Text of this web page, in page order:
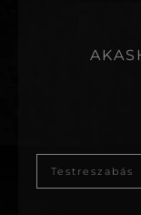
Testreszabás